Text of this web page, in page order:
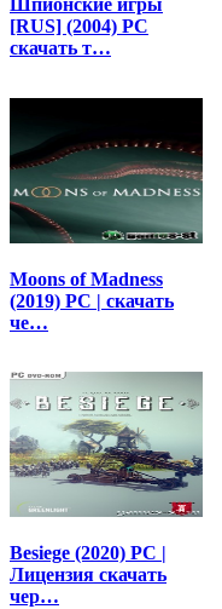
Шпионские игры
[RUS] (2004) PC
скачать т…
Moons of Madness
(2019) PC | скачать
че…
Besiege (2020) PC |
Лицензия скачать
чер…